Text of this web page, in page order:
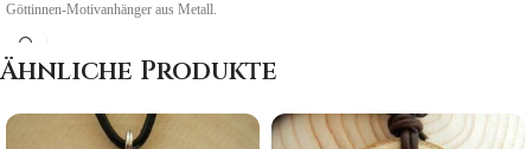
Göttinnen-Motivanhänger aus Metall.
Symbolik
Ähnliche Produkte